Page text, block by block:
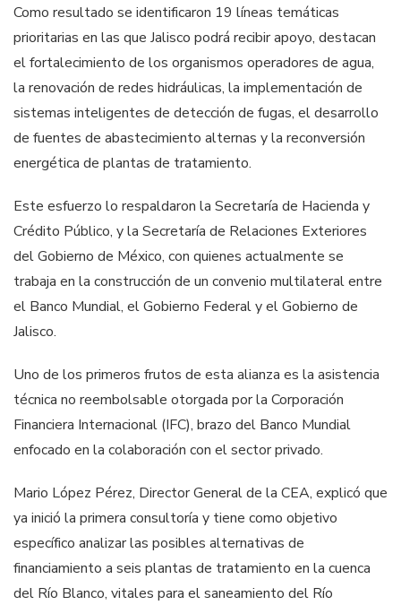
Como resultado se identificaron 19 líneas temáticas
prioritarias en las que Jalisco podrá recibir apoyo, destacan
el fortalecimiento de los organismos operadores de agua,
la renovación de redes hidráulicas, la implementación de
sistemas inteligentes de detección de fugas, el desarrollo
de fuentes de abastecimiento alternas y la reconversión
energética de plantas de tratamiento.
Este esfuerzo lo respaldaron la Secretaría de Hacienda y
Crédito Público, y la Secretaría de Relaciones Exteriores
del Gobierno de México, con quienes actualmente se
trabaja en la construcción de un convenio multilateral entre
el Banco Mundial, el Gobierno Federal y el Gobierno de
Jalisco.
Uno de los primeros frutos de esta alianza es la asistencia
técnica no reembolsable otorgada por la Corporación
Financiera Internacional (IFC), brazo del Banco Mundial
enfocado en la colaboración con el sector privado.
Mario López Pérez, Director General de la CEA, explicó que
ya inició la primera consultoría y tiene como objetivo
específico analizar las posibles alternativas de
financiamiento a seis plantas de tratamiento en la cuenca
del Río Blanco, vitales para el saneamiento del Río